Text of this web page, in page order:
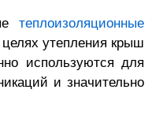
теплоизоляционные
утепления крыш
используются для
и значительно